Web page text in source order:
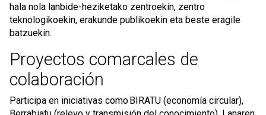
hala nola lanbide-heziketako zentroekin, zentro
teknologikoekin, erakunde publikoekin eta beste eragile
batzuekin.
Proyectos comarcales de
colaboración
Participa en iniciativas como BIRATU (economía circular),